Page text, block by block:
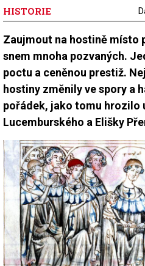
HISTORIE
Zaujmout na hostině místo
snem mnoha pozvaných.
poctu a ceněnou prestiž.
hostiny změnily ve spory a
pořádek, jako tomu hrozilo
Lucemburského a Elišky